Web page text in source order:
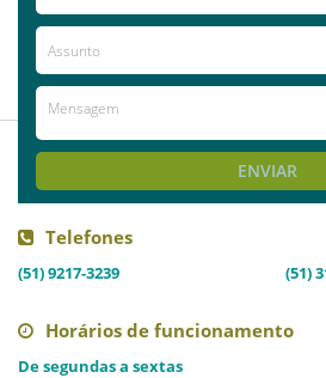
Priscilla
Rodrigues
2015-11-30
recomendo
ENVIAR
Telefones
(51) 9217-3239 (51)
Horários de funcionamento
De segundas a sextas